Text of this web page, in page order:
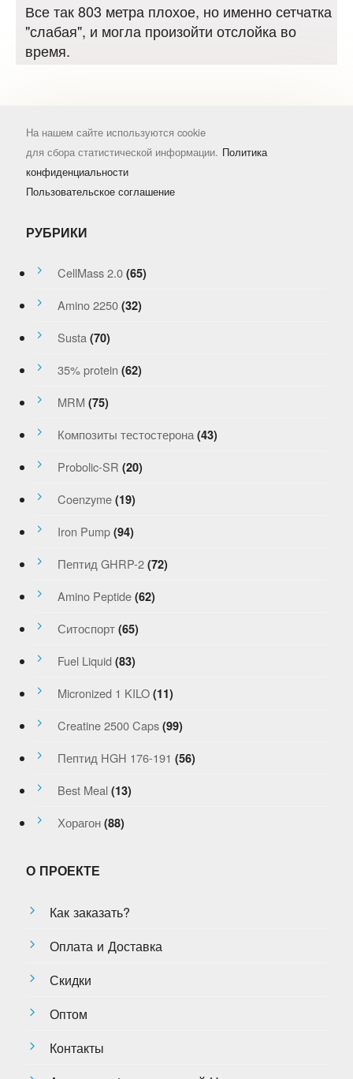
Все так 803 метра плохое, но именно сетчатка
"слабая", и могла произойти отслойка во
время.
На нашем сайте используются cookie
для сбора статистической информации. Политика
конфиденциальности
Пользовательское соглашение
РУБРИКИ
CellMass 2.0 (65)
Amino 2250 (32)
Susta (70)
35% protein (62)
MRM (75)
Композиты тестостерона (43)
Probolic-SR (20)
Coenzyme (19)
Iron Pump (94)
Пептид GHRP-2 (72)
Amino Peptide (62)
Ситоспорт (65)
Fuel Liquid (83)
Micronized 1 KILO (11)
Creatine 2500 Caps (99)
Пептид HGH 176-191 (56)
Best Meal (13)
Хорагон (88)
О ПРОЕКТЕ
Как заказать?
Оплата и Доставка
Скидки
Оптом
Контакты